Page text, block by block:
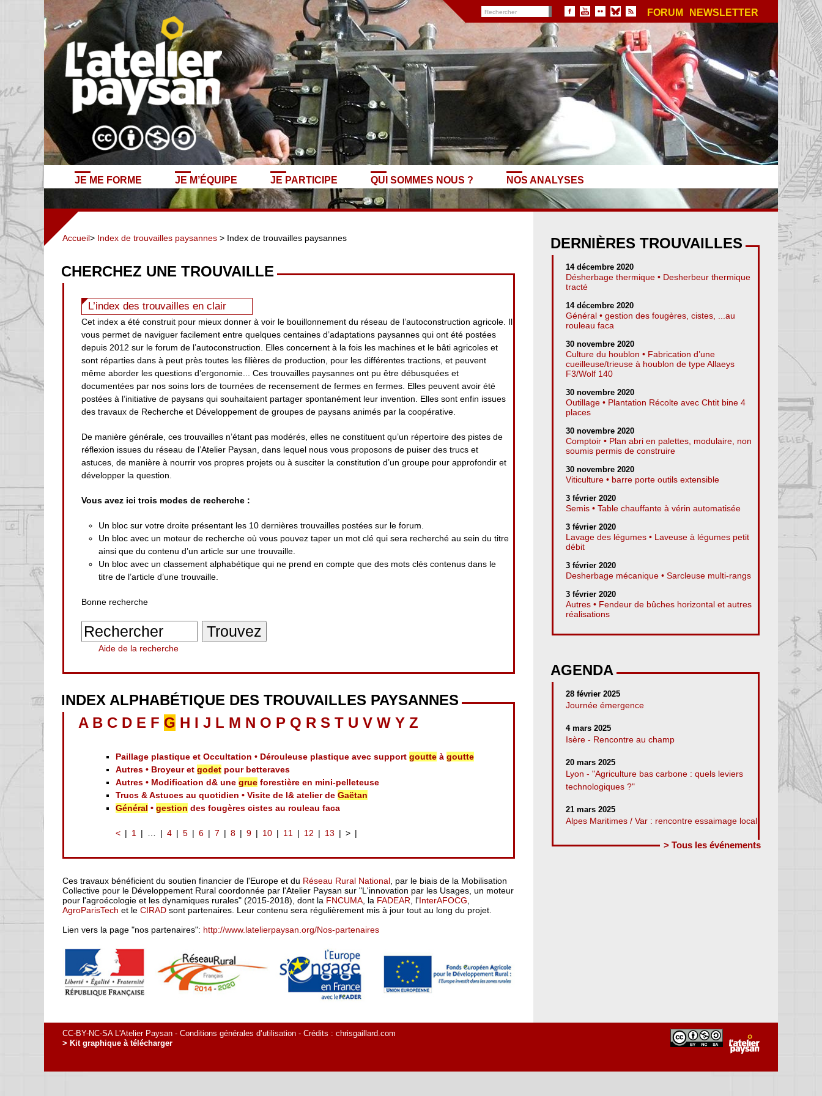
FORUM NEWSLETTER
JE ME FORME JE M’ÉQUIPE JE PARTICIPE QUI SOMMES NOUS ? NOS ANALYSES
Accueil> Index de trouvailles paysannes > Index de trouvailles paysannes
CHERCHEZ UNE TROUVAILLE
L’index des trouvailles en clair
Cet index a été construit pour mieux donner à voir le bouillonnement du réseau de l’autoconstruction agricole. Il
vous permet de naviguer facilement entre quelques centaines d’adaptations paysannes qui ont été postées
depuis 2012 sur le forum de l’autoconstruction. Elles concernent à la fois les machines et le bâti agricoles et
sont réparties dans à peut près toutes les filières de production, pour les différentes tractions, et peuvent
même aborder les questions d’ergonomie... Ces trouvailles paysannes ont pu être débusquées et
documentées par nos soins lors de tournées de recensement de fermes en fermes. Elles peuvent avoir été
postées à l’initiative de paysans qui souhaitaient partager spontanément leur invention. Elles sont enfin issues
des travaux de Recherche et Développement de groupes de paysans animés par la coopérative.
De manière générale, ces trouvailles n’étant pas modérés, elles ne constituent qu’un répertoire des pistes de
réflexion issues du réseau de l’Atelier Paysan, dans lequel nous vous proposons de puiser des trucs et
astuces, de manière à nourrir vos propres projets ou à susciter la constitution d’un groupe pour approfondir et
développer la question.
Vous avez ici trois modes de recherche :
Un bloc sur votre droite présentant les 10 dernières trouvailles postées sur le forum.
Un bloc avec un moteur de recherche où vous pouvez taper un mot clé qui sera recherché au sein du titre
ainsi que du contenu d’un article sur une trouvaille.
Un bloc avec un classement alphabétique qui ne prend en compte que des mots clés contenus dans le
titre de l’article d’une trouvaille.
Bonne recherche
Aide de la recherche
INDEX ALPHABÉTIQUE DES TROUVAILLES PAYSANNES
A B C D E F G H I J L M N O P Q R S T U V W Y Z
Paillage plastique et Occultation • Dérouleuse plastique avec supportgoutte àgoutte
Autres • Broyeur etgodet pour betteraves
Autres • Modification d& unegrue forestière en mini-pelleteuse
Trucs & Astuces au quotidien • Visite de l& atelier deGaëtan
Général •gestion des fougères cistes au rouleau faca
< 1 … 4 5 6 7 8 9 10 11 12 13 >
Ces travaux bénéficient du soutien financier de l'Europe et du Réseau Rural National, par le biais de la Mobilisation
Collective pour le Développement Rural coordonnée par l'Atelier Paysan sur "L'innovation par les Usages, un moteur
pour l'agroécologie et les dynamiques rurales" (2015-2018), dont la FNCUMA, la FADEAR, l'InterAFOCG,
AgroParisTech et le CIRAD sont partenaires. Leur contenu sera régulièrement mis à jour tout au long du projet.
Lien vers la page "nos partenaires": http://www.latelierpaysan.org/Nos-partenaires
DERNIÈRES TROUVAILLES
14 décembre 2020
Désherbage thermique • Desherbeur thermique
tracté
14 décembre 2020
Général • gestion des fougères, cistes, ...au
rouleau faca
30 novembre 2020
Culture du houblon • Fabrication d’une
cueilleuse/trieuse à houblon de type Allaeys
F3/Wolf 140
30 novembre 2020
Outillage • Plantation Récolte avec Chtit bine 4
places
30 novembre 2020
Comptoir • Plan abri en palettes, modulaire, non
soumis permis de construire
30 novembre 2020
Viticulture • barre porte outils extensible
3 février 2020
Semis • Table chauffante à vérin automatisée
3 février 2020
Lavage des légumes • Laveuse à légumes petit
débit
3 février 2020
Desherbage mécanique • Sarcleuse multi-rangs
3 février 2020
Autres • Fendeur de bûches horizontal et autres
réalisations
AGENDA
28 février 2025
Journée émergence
4 mars 2025
Isère - Rencontre au champ
20 mars 2025
Lyon - "Agriculture bas carbone : quels leviers
technologiques ?"
21 mars 2025
Alpes Maritimes / Var : rencontre essaimage local
> Tous les événements
CC-BY-NC-SA L'Atelier Paysan - Conditions générales d’utilisation - Crédits : chrisgaillard.com
> Kit graphique à télécharger